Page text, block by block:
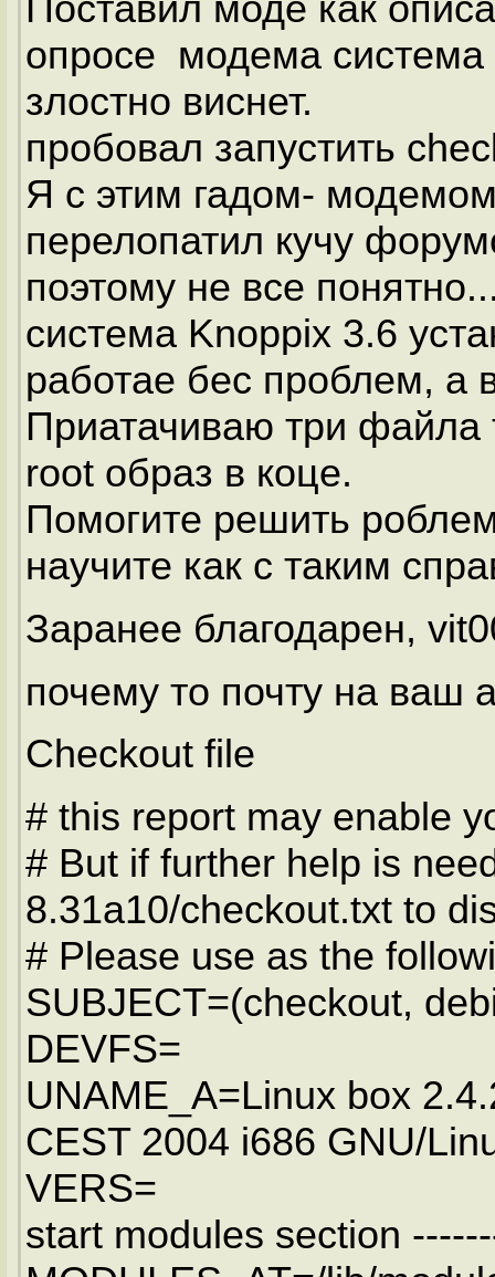
опросе модема система
злостно виснет.
пробовал запустить
Я с этим гадом-
перелопатил кучу
поэтому не все
система Knoppix 3.6
работае бес проблем, а
Приатачиваю три файла
root образ в коце.
Помогите решить
научите как с таким
Заранее благодарен,
почему то почту на ваш
Checkout file
# this report may enable
# But if further help is
8.31a10/checkout.txt to
# Please use as the
SUBJECT=(checkout,
DEVFS=
UNAME_A=Linux box
CEST 2004 i686 GNU/
VERS=
start modules section